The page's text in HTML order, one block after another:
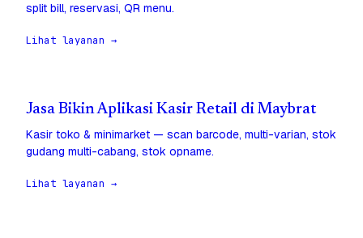
split bill, reservasi, QR menu.
Lihat layanan →
Jasa Bikin Aplikasi Kasir Retail di Maybrat
Kasir toko & minimarket — scan barcode, multi-varian, stok
gudang multi-cabang, stok opname.
Lihat layanan →